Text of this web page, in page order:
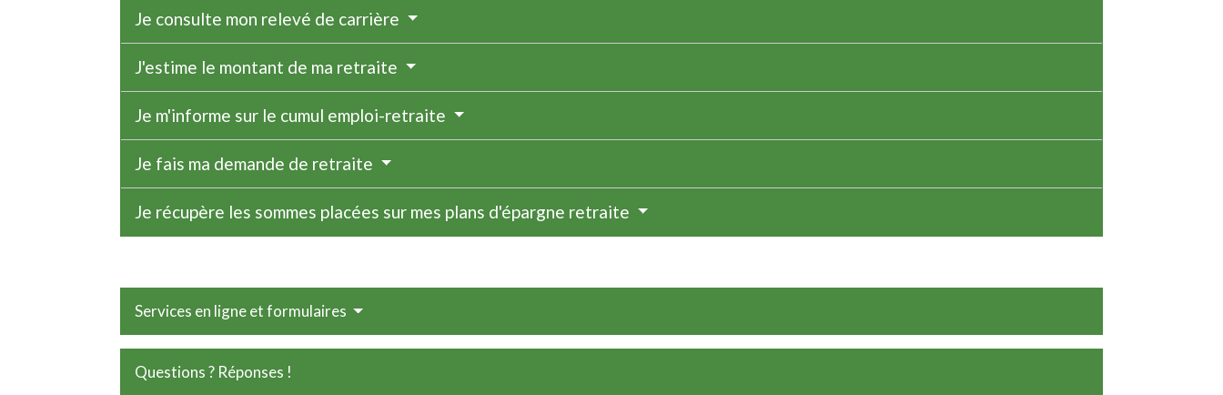
Je consulte mon relevé de carrière
J'estime le montant de ma retraite
Je m'informe sur le cumul emploi-retraite
Je fais ma demande de retraite
Je récupère les sommes placées sur mes plans d'épargne retraite
Services en ligne et formulaires
Questions ? Réponses !